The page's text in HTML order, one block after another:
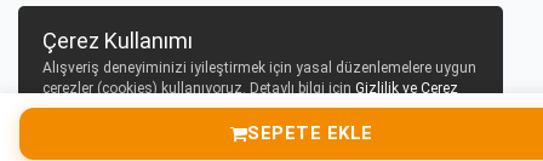
SEPETE EKLE
Çerez Kullanımı
Alışveriş deneyiminizi iyileştirmek için yasal düzenlemelere uygun
çerezler (cookies) kullanıyoruz. Detaylı bilgi için Gizlilik ve Çerez
Politikasısayfamızı inceleyebilirsiniz.